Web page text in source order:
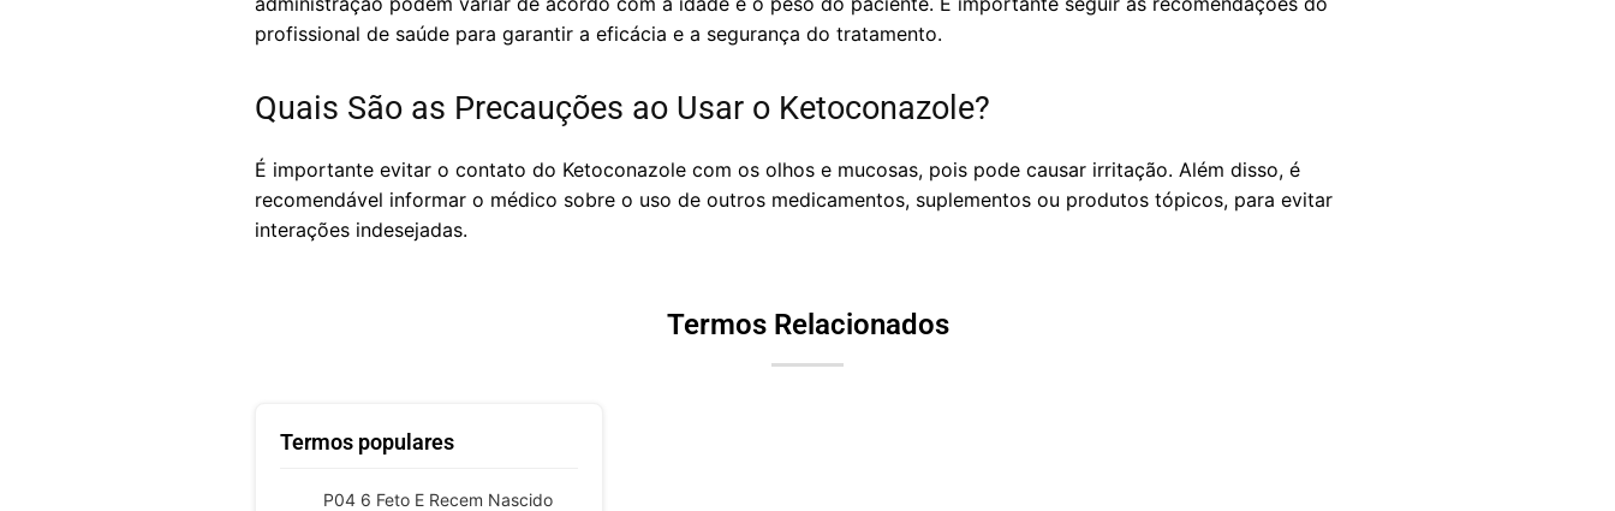
profissional de saúde para garantir a eficácia e a segurança do tratamento.
Quais São as Precauções ao Usar o Ketoconazole?
É importante evitar o contato do Ketoconazole com os olhos e mucosas, pois pode causar irritação. Além disso, é
recomendável informar o médico sobre o uso de outros medicamentos, suplementos ou produtos tópicos, para evitar
interações indesejadas.
Termos Relacionados
Termos populares
P04 6 Feto E Recem Nascido